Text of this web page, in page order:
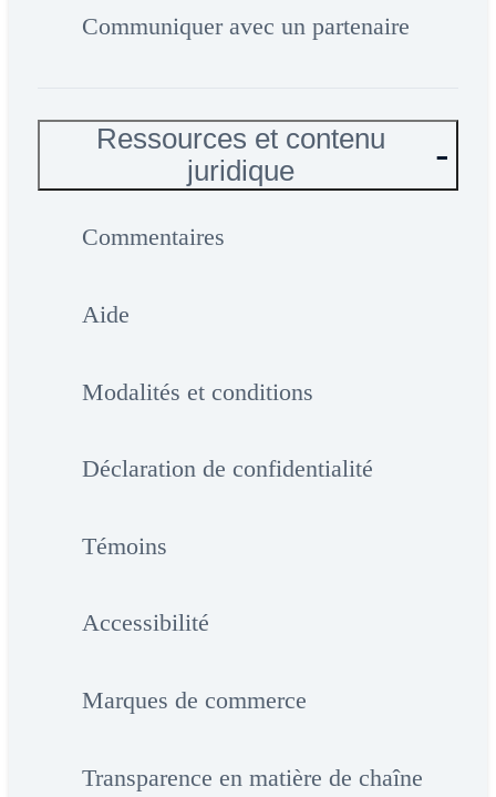
Communiquer avec un partenaire
Ressources et contenu
juridique
Commentaires
Aide
Modalités et conditions
Déclaration de confidentialité
Témoins
Accessibilité
Marques de commerce
Transparence en matière de chaîne